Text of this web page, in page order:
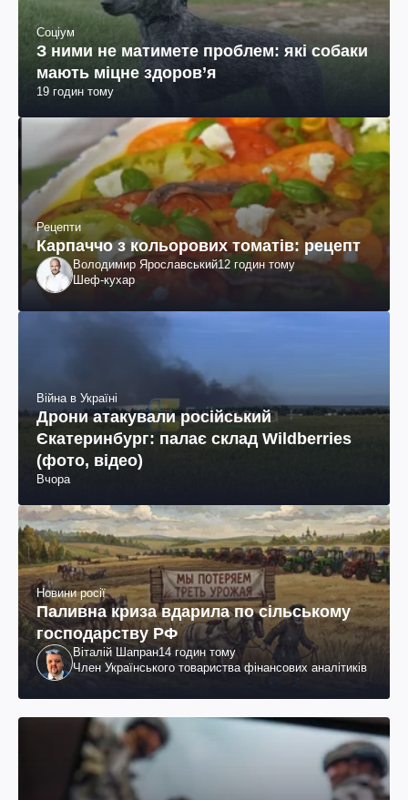
Соціум
З ними не матимете проблем: які собаки
мають міцне здоров’я
19 годин тому
Рецепти
Карпаччо з кольорових томатів: рецепт
Володимир Ярославський12 годин тому
Шеф-кухар
Війна в Україні
Дрони атакували російський
Єкатеринбург: палає склад Wildberries
(фото, відео)
Вчора
Новини росії
Паливна криза вдарила по сільському
господарству РФ
Віталій Шапран14 годин тому
Член Українського товариства фінансових аналітиків